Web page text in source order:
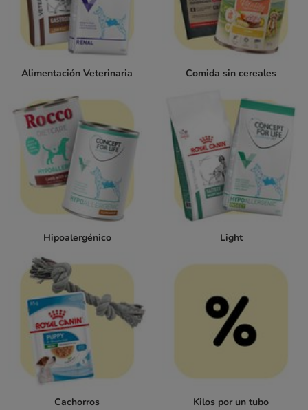
Alimentación Veterinaria Comida sin cereales
Hipoalergénico Light
Cachorros Kilos por un tubo